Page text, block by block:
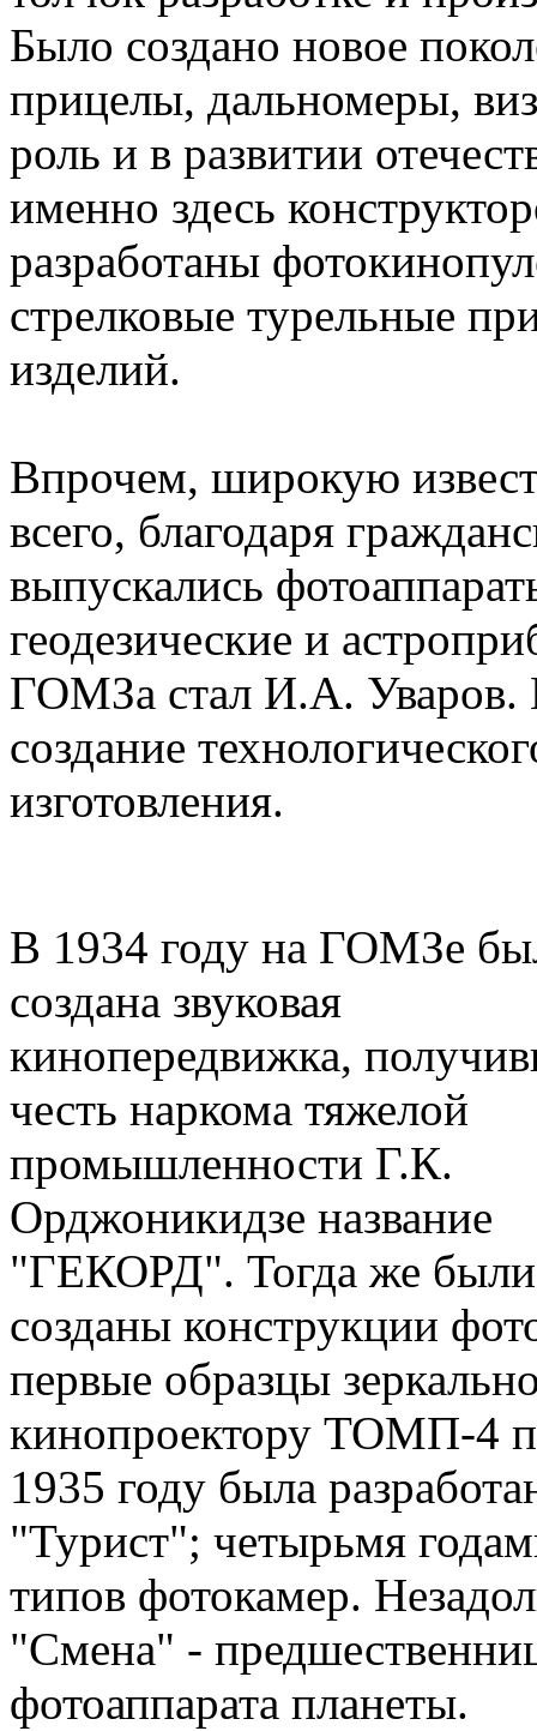
Было создано новое
прицелы, дальномеры,
роль и в развитии
именно здесь
разработаны
стрелковые турельные
изделий.
Впрочем, широкую
всего, благодаря
выпускались
геодезические и
ГОМЗа стал И.А. Уваров.
создание
изготовления.
В 1934 году на ГОМЗе
создана звуковая
кинопередвижка,
честь наркома тяжелой
промышленности Г.К.
Орджоникидзе название
"ГЕКОРД". Тогда же были
созданы конструкции
первые образцы
кинопроектору ТОМП-4
1935 году была
"Турист"; четырьмя
типов фотокамер.
"Смена" -
фотоаппарата планеты.